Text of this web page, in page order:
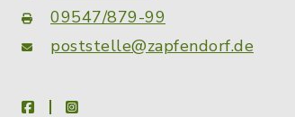
09547/879-99
poststelle@zapfendorf.de
facebookinstagram